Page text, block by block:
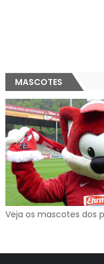
MASCOTES
Veja os mascotes dos